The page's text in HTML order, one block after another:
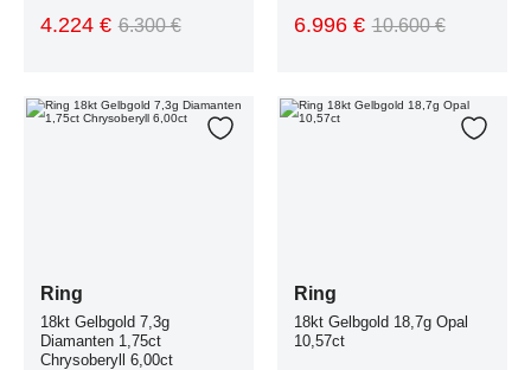
6.300 €
4.224 € 10.600 €
6.996 €
Ring
18kt Gelbgold 7,3g
Diamanten 1,75ct
Chrysoberyll 6,00ct
Zur Wunschliste hinzufügen
Ring 18kt Gelbgold 7,3g Diamanten 1,75ct Chrysoberyll 6,00ct
Ring
18kt Gelbgold 18,7g Opal
10,57ct
Zur
Ring 18kt Gelbgold 18,7g Opal